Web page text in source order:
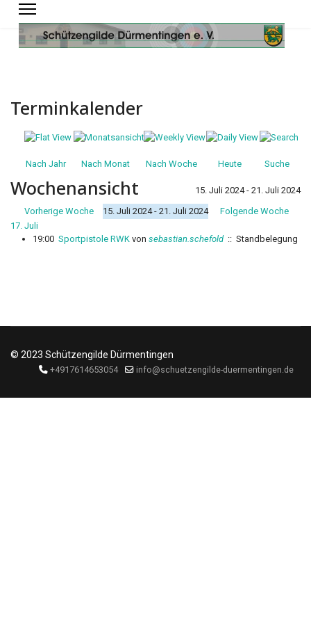
Terminkalender
Nach Jahr Nach Monat Nach Woche Heute Suche
Wochenansicht
15. Juli 2024 - 21. Juli 2024
Vorherige Woche
15. Juli 2024 - 21. Juli 2024
Folgende Woche
17. Juli
19:00 Sportpistole RWK von sebastian.schefold:: Standbelegung
© 2023 Schützengilde Dürmentingen
+4917614653054 info@schuetzengilde-duermentingen.de